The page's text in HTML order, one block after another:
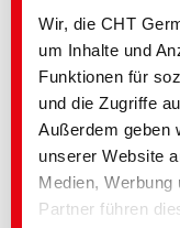
Wir, die CHT
um Inhalte und
Funktionen für
und die Zugriffe
Außerdem geben
unserer Website
Medien, Werbung
Partner führen
Paper
Produkthighlights
QUIMIZIME und